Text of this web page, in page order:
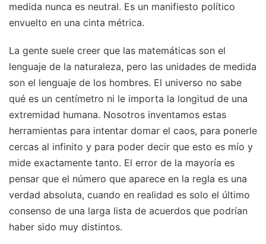
medida nunca es neutral. Es un manifiesto político
envuelto en una cinta métrica.
La gente suele creer que las matemáticas son el
lenguaje de la naturaleza, pero las unidades de medida
son el lenguaje de los hombres. El universo no sabe
qué es un centímetro ni le importa la longitud de una
extremidad humana. Nosotros inventamos estas
herramientas para intentar domar el caos, para ponerle
cercas al infinito y para poder decir que esto es mío y
mide exactamente tanto. El error de la mayoría es
pensar que el número que aparece en la regla es una
verdad absoluta, cuando en realidad es solo el último
consenso de una larga lista de acuerdos que podrían
haber sido muy distintos.